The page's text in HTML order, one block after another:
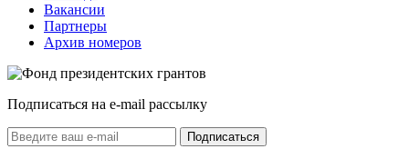
Вакансии
Партнеры
Архив номеров
Подписаться на e-mail рассылку
Подписаться